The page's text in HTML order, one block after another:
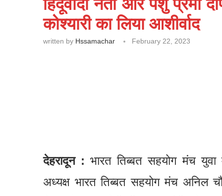
हिंदूवादी नेता और पशु प्रेमी
कोश्यारी का लिया आशीर्वाद
written by Hssamachar February 22, 2023
देहरादून : भारत तिब्बत सहयोग मंच
अध्यक्ष भारत तिब्बत सहयोग मंच अनिल